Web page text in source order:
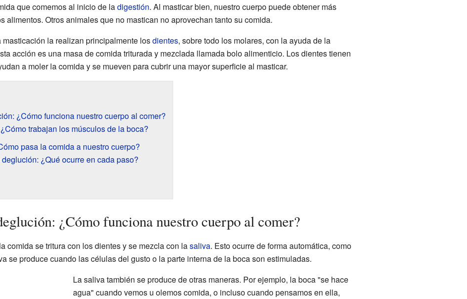
que comemos al inicio de ladigestión. Al masticar bien, nuestro cuerpo puede obtener más
alimentos. Otros animales que no mastican no aprovechan tanto su comida.
la realizan principalmente losdientes, sobre todo los molares, con la ayuda de la
acción es una masa de comida triturada y mezclada llamada bolo alimenticio. Los dientes tienen
a moler la comida y se mueven para cubrir una mayor superficie al masticar.
¿Cómo funciona nuestro cuerpo al comer?
trabajan los músculos de la boca?
pasa la comida a nuestro cuerpo?
¿Qué ocurre en cada paso?
¿Cómo funciona nuestro cuerpo al comer?
comida se tritura con los dientes y se mezcla con lasaliva. Esto ocurre de forma automática, como
se produce cuando las células del gusto o la parte interna de la boca son estimuladas.
La saliva también se produce de otras maneras. Por ejemplo, la boca "se hace
agua" cuando vemos u olemos comida, o incluso cuando pensamos en ella,